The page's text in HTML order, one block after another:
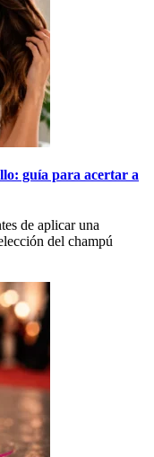
guía para acertar a
de aplicar una
del champú